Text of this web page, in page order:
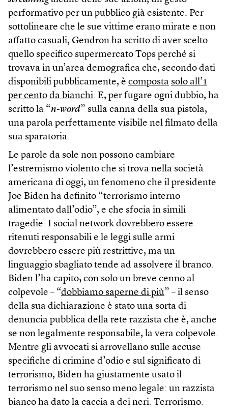
performativo per un pubblico già esistente. Per
sottolineare che le sue vittime erano mirate e non
affatto casuali, Gendron ha scritto di aver scelto
quello specifico supermercato Tops perché si
trovava in un’area demografica che, secondo dati
disponibili pubblicamente, è composta solo all’1
per cento da bianchi. E, per fugare ogni dubbio, ha
scritto la “n-word” sulla canna della sua pistola,
una parola perfettamente visibile nel filmato della
sua sparatoria.
Le parole da sole non possono cambiare
l’estremismo violento che si trova nella società
americana di oggi, un fenomeno che il presidente
Joe Biden ha definito “terrorismo interno
alimentato dall’odio”, e che sfocia in simili
tragedie. I social network dovrebbero essere
ritenuti responsabili e le leggi sulle armi
dovrebbero essere più restrittive, ma un
linguaggio sbagliato tende ad assolvere il branco.
Biden l’ha capito; con solo un breve cenno al
colpevole – “dobbiamo saperne di più” – il senso
della sua dichiarazione è stato una sorta di
denuncia pubblica della rete razzista che è, anche
se non legalmente responsabile, la vera colpevole.
Mentre gli avvocati si arrovellano sulle accuse
specifiche di crimine d’odio e sul significato di
terrorismo, Biden ha giustamente usato il
terrorismo nel suo senso meno legale: un razzista
bianco ha dato la caccia a dei neri. Terrorismo.